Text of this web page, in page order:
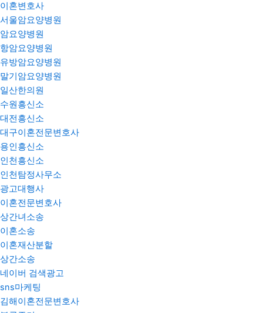
이혼변호사
서울암요양병원
암요양병원
항암요양병원
유방암요양병원
말기암요양병원
일산한의원
수원흥신소
대전흥신소
대구이혼전문변호사
용인흥신소
인천흥신소
인천탐정사무소
광고대행사
이혼전문변호사
상간녀소송
이혼소송
이혼재산분할
상간소송
네이버 검색광고
sns마케팅
김해이혼전문변호사